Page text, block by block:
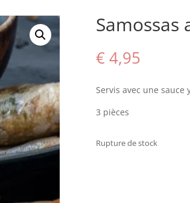
€4,95
Servis avec une sauce
3 pièces
Rupture de stock